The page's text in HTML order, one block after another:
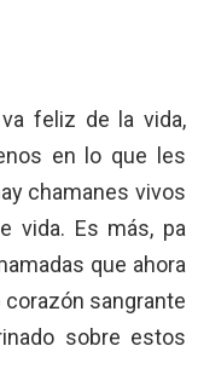
feliz de la vida,
en lo que les
chamanes vivos
vida. Es más, pa
que ahora
sangrante
sobre estos